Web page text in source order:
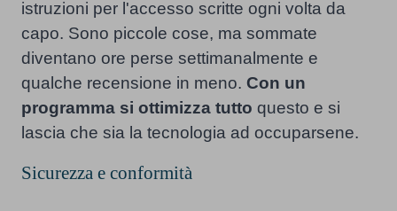
istruzioni per l'accesso scritte ogni volta da
capo. Sono piccole cose, ma sommate
diventano ore perse settimanalmente e
qualche recensione in meno. Con un
programma si ottimizza tutto questo e si
lascia che sia la tecnologia ad occuparsene.
Sicurezza e conformità